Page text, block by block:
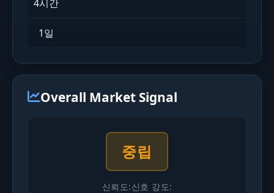
4시간
1일
Overall Market Signal
중립
신뢰도:신호 강도: